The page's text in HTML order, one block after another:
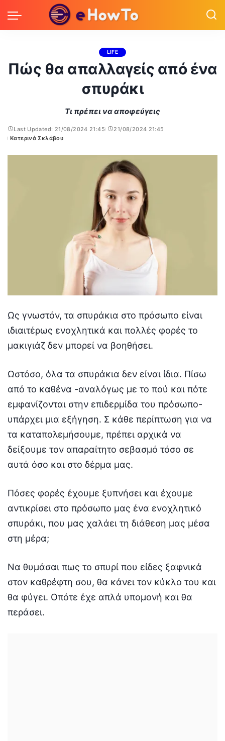
LIFE
Πώς θα απαλλαγείς από ένα
σπυράκι
Τι πρέπει να αποφεύγεις
Last Updated: 21/08/2024 21:45
21/08/2024 21:45
Posted
Κατερινά Σκλάβου
Ως γνωστόν, τα σπυράκια στο πρόσωπο είναι
ιδιαιτέρως ενοχλητικά και πολλές φορές το
μακιγιάζ δεν μπορεί να βοηθήσει.
Ωστόσο, όλα τα σπυράκια δεν είναι ίδια. Πίσω
από το καθένα -αναλόγως με το πού και πότε
εμφανίζονται στην επιδερμίδα του πρόσωπο-
υπάρχει μια εξήγηση. Σ κάθε περίπτωση για να
τα καταπολεμήσουμε, πρέπει αρχικά να
δείξουμε τον απαραίτητο σεβασμό τόσο σε
αυτά όσο και στο δέρμα μας.
Πόσες φορές έχουμε ξυπνήσει και έχουμε
αντικρίσει στο πρόσωπο μας ένα ενοχλητικό
σπυράκι, που μας χαλάει τη διάθεση μας μέσα
στη μέρα;
Να θυμάσαι πως το σπυρί που είδες ξαφνικά
στον καθρέφτη σου, θα κάνει τον κύκλο του και
θα φύγει. Οπότε έχε απλά υπομονή και θα
περάσει.